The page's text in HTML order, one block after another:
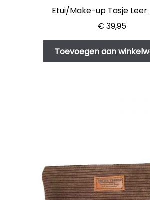
Etui/Make-up Tasje Leer
€ 39,95
Toevoegen aan